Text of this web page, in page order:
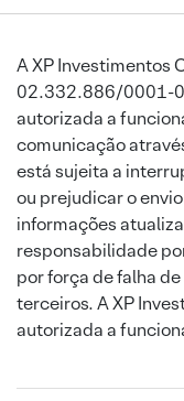
A XP Investimentos
02.332.886/0001-
autorizada a
comunicação
está sujeita a
ou prejudicar o
informações
responsabilidade
por força de falha
terceiros. A XP
autorizada a